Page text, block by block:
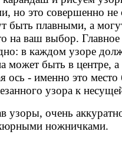
но это совершенно не
быть плавными, а
на ваш выбор.
в каждом узоре
может быть в центре,
ось - именно это место
узора к
узоры, очень
ножничками.